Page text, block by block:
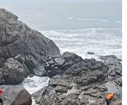
tại trạm xăng ở La Hay, Hà Lan.
THX/TTXVN)
phiên ngày 6/3 sau
đẩy thị trường xuống
nhiều năm. Tuy nhiên,
quan và triển vọng nguồn